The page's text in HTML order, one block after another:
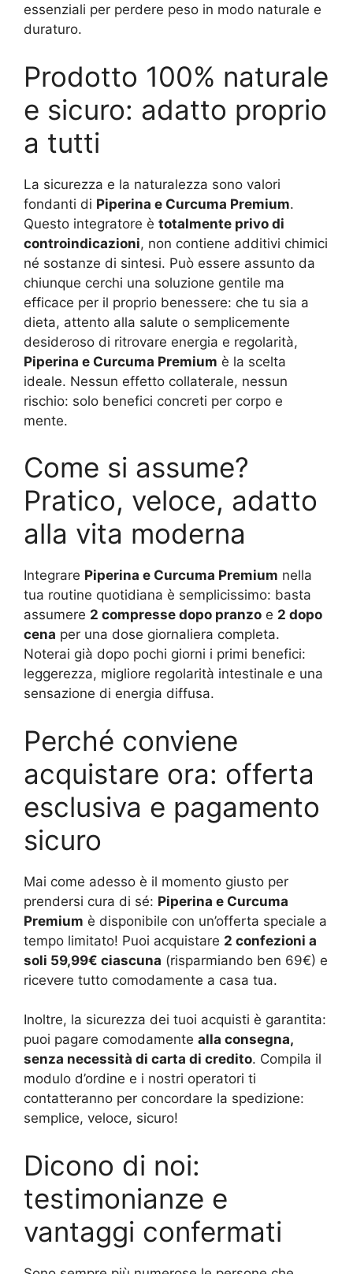
essenziali per perdere peso in modo naturale e
duraturo.
Prodotto 100% naturale
e sicuro: adatto proprio
a tutti
La sicurezza e la naturalezza sono valori
fondanti di Piperina e Curcuma Premium.
Questo integratore è totalmente privo di
controindicazioni, non contiene additivi chimici
né sostanze di sintesi. Può essere assunto da
chiunque cerchi una soluzione gentile ma
efficace per il proprio benessere: che tu sia a
dieta, attento alla salute o semplicemente
desideroso di ritrovare energia e regolarità,
Piperina e Curcuma Premium è la scelta
ideale. Nessun effetto collaterale, nessun
rischio: solo benefici concreti per corpo e
mente.
Come si assume?
Pratico, veloce, adatto
alla vita moderna
Integrare Piperina e Curcuma Premium nella
tua routine quotidiana è semplicissimo: basta
assumere 2 compresse dopo pranzo e 2 dopo
cena per una dose giornaliera completa.
Noterai già dopo pochi giorni i primi benefici:
leggerezza, migliore regolarità intestinale e una
sensazione di energia diffusa.
Perché conviene
acquistare ora: offerta
esclusiva e pagamento
sicuro
Mai come adesso è il momento giusto per
prendersi cura di sé: Piperina e Curcuma
Premium è disponibile con un’offerta speciale a
tempo limitato! Puoi acquistare 2 confezioni a
soli 59,99€ ciascuna (risparmiando ben 69€) e
ricevere tutto comodamente a casa tua.
Inoltre, la sicurezza dei tuoi acquisti è garantita:
puoi pagare comodamente alla consegna,
senza necessità di carta di credito. Compila il
modulo d’ordine e i nostri operatori ti
contatteranno per concordare la spedizione:
semplice, veloce, sicuro!
Dicono di noi:
testimonianze e
vantaggi confermati